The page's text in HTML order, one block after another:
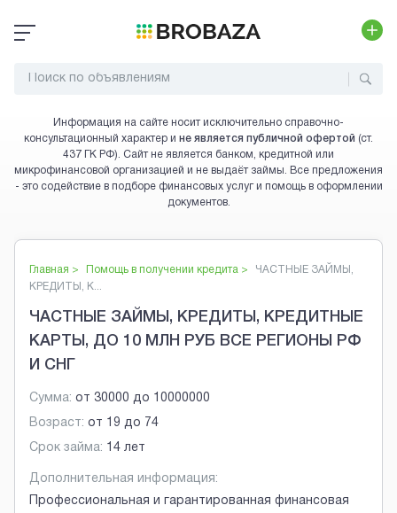
Информация на сайте носит исключительно справочно-
консультационный характер и не является публичной офертой (ст.
437 ГК РФ). Сайт не является банком, кредитной или
микрофинансовой организацией и не выдаёт займы. Все предложения
- это содействие в подборе финансовых услуг и помощь в оформлении
документов.
Главная > Помощь в получении кредита >
ЧАСТНЫЕ ЗАЙМЫ,
КРЕДИТЫ, К...
ЧАСТНЫЕ ЗАЙМЫ, КРЕДИТЫ, КРЕДИТНЫЕ
КАРТЫ, ДО 10 МЛН РУБ ВСЕ РЕГИОНЫ РФ
И СНГ
Сумма: от 30000 до 10000000
Возраст: от 19 до 74
Срок займа: 14 лет
Дополнительная информация:
Профессиональная и гарантированная финансовая